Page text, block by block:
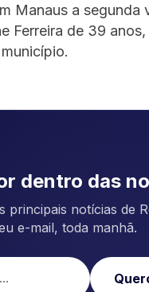
Manaus a
Ferreira de 39
dentro das
principais notícias de
e-mail, toda manhã.